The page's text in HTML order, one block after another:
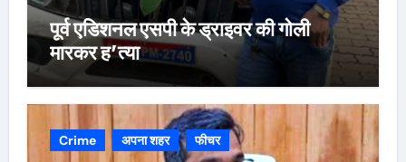
पूर्व एडिशनल एसपी के ड्राइवर की गोली
मारकर ह’त्या
Crime अपना शहर फीचर